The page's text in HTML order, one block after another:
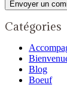
Catégories
Blog
Boeuf